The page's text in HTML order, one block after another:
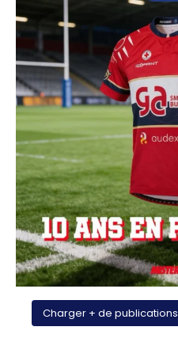
Charger + de publications